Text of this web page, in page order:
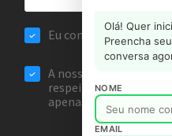
Olá! Quer
Preencha
conversa
NOME
EMAIL